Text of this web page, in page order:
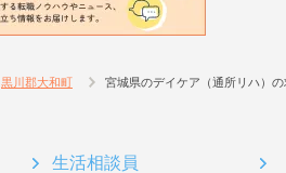
黒川郡大和町 宮城県のデイケア（通所リハ）
生活相談員